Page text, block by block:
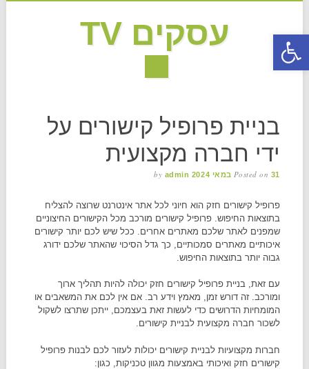
עסקים TV
בניית פרופיל קישורים על
ידי חברה מקצועית
Posted on 31 במאי 2024 by admin
פרופיל קישורים חזק הוא חיוני לכל אתר אינטרנט שרוצה להצליח
בתוצאות החיפוש. פרופיל קישורים מורכב מכל הקישורים החיצוניים
שמפנים לאתר שלכם מאתרים אחרים. ככל שיש לכם יותר קישורים
איכותיים מאתרים סמכותיים, כך גדל הסיכוי שהאתר שלכם ידורג
גבוה יותר בתוצאות החיפוש.
עם זאת, בניית פרופיל קישורים חזק יכולה להיות תהליך ארוך
ומורכב. זה דורש זמן, מאמץ וידע רב. אם אין לכם את המשאבים או
המומחיות הדרושים כדי לעשות זאת בעצמכם, ייתכן שתרצו לשקול
לשכור חברה מקצועית לבניית קישורים.
חברות מקצועיות לבניית קישורים יכולות לעזור לכם לבנות פרופיל
קישורים חזק ואיכותי באמצעות מגוון טכניקות, כגון:
פתח סרגל נגישות